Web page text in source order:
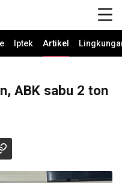
Iptek Artikel
ABK sabu 2 ton